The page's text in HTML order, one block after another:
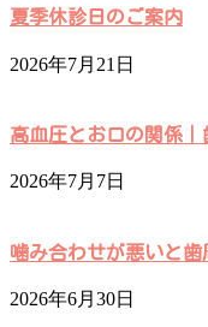
夏季休診日のご案内
2026年7月21日
高血圧とお口の関係
2026年7月7日
噛み合わせが悪いと歯
2026年6月30日